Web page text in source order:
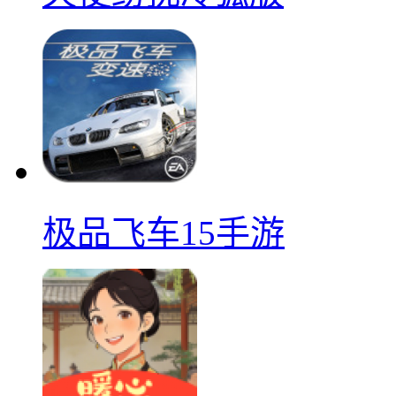
极品飞车15手游